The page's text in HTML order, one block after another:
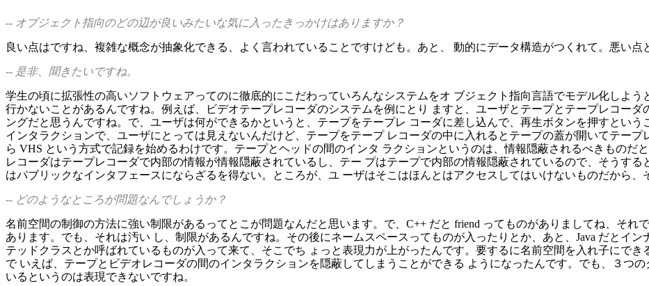
-- オブジェクト指向のどの辺が良いみたいな気に入ったきっかけはありますか？
良い点はですね、複雑な概念が抽象化できる、よく言われていることですけども。あと、 動的にデータ構造がつくれて。悪い点
-- 是非、聞きたいですね。
学生の頃に拡張性の高いソフトウェアってのに徹底的にこだわっていろんなシステムをオ ブジェクト指向言語でモデル化しよう
行かないことがあるんですね。例えば、ビデオテープレコーダのシステムを例にとり ますと、ユーザとテープとテープレコー
ングだと思うんですね。で、ユーザは何ができるかというと、テープをテープレ コーダに差し込んで、再生ボタンを押すとい
インタラクションで、ユーザにとっては見えないんだけど、テープをテープ レコーダの中に入れるとテープの蓋が開いてテー
ら VHS という方式で記録を始めるわけです。テープとヘッドの間のインタ ラクションというのは、情報隠蔽されるべきものだ
レコーダはテープレコーダで内部の情報が情報隠蔽されているし、テー プはテープで内部の情報隠蔽されているので、そうす
はパブリックなインタフェースにならざるを得ない。ところが、ユ ーザはそこはほんとはアクセスしてはいけないものだから、
-- どのようなところが問題なんでしょうか？
名前空間の制御の方法に強い制限があるってとこが問題なんだと思います。で、C++ だと friend ってものがありましてね、それ
あります。でも、それは汚い し、制限があるんですね。その後にネームスペースってものが入ったりとか、あと、Java だとイン
テッドクラスとか呼ばれているものが入って来て、そこでち ょっと表現力が上がったんです。要するに名前空間を入れ子にでき
で いえば、テープとビデオレコーダの間のインタラクションを隠蔽してしまうことができる ようになったんです。でも、３つの
いるというのは表現できないですね。